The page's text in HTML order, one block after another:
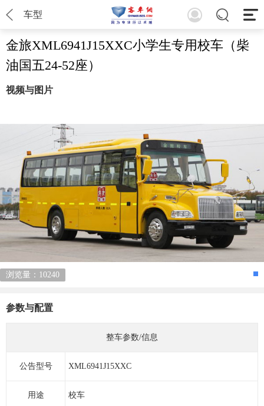
车型
金旅XML6941J15XXC小学生专用校车（柴
油国五24-52座）
视频与图片
浏览量：10240
参数与配置
整车参数/信息
公告型号 XML6941J15XXC
用途 校车